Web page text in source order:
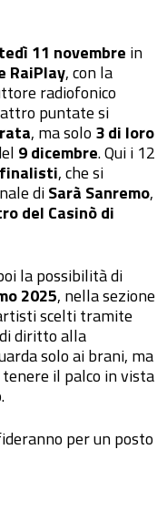
11 novembre in
RaiPlay, con la
radiofonico
puntate si
, ma solo 3 di loro
9 dicembre. Qui i 12
, che si
diSarà Sanremo,
del Casinò di
la possibilità di
2025, nella sezione
scelti tramite
diritto alla
solo ai brani, ma
il palco in vista
per un posto